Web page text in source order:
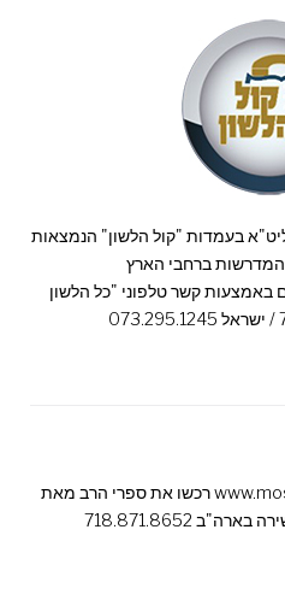
בעמדות "קול הלשון" הנמצאות
רכשו את ספרי הרב מאת www.moshebooks.com משלוח עולמי